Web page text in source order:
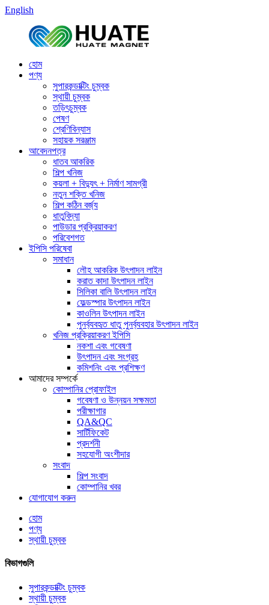
English
হোম
পণ্য
সুপারকন্ডাক্টিং চুম্বক
স্থায়ী চুম্বক
তড়িৎচুম্বক
পেষণ
শ্রেণিবিন্যাস
সহায়ক সরঞ্জাম
আবেদনপত্র
ধাতব আকরিক
শিল্প খনিজ
কয়লা + বিদ্যুৎ + নির্মাণ সামগ্রী
নতুন শক্তি খনিজ
শিল্প কঠিন বর্জ্য
ধাতুবিদ্যা
পাউডার প্রক্রিয়াকরণ
পরিবেশগত
ইপিসি পরিষেবা
সমাধান
লৌহ আকরিক উৎপাদন লাইন
করাত কাদা উৎপাদন লাইন
সিলিকা বালি উৎপাদন লাইন
ফেল্ডস্পার উৎপাদন লাইন
কাওলিন উৎপাদন লাইন
পুনর্ব্যবহৃত ধাতু পুনর্ব্যবহার উৎপাদন লাইন
খনিজ প্রক্রিয়াকরণ ইপিসি
নকশা এবং গবেষণা
উৎপাদন এবং সংগ্রহ
কমিশনিং এবং প্রশিক্ষণ
আমাদের সম্পর্কে
কোম্পানির প্রোফাইল
গবেষণা ও উন্নয়ন সক্ষমতা
পরীক্ষাগার
QA&QC
সার্টিফিকেট
প্রদর্শনী
সহযোগী অংশীদার
সংবাদ
শিল্প সংবাদ
কোম্পানির খবর
যোগাযোগ করুন
হোম
পণ্য
স্থায়ী চুম্বক
বিভাগগুলি
সুপারকন্ডাক্টিং চুম্বক
স্থায়ী চুম্বক